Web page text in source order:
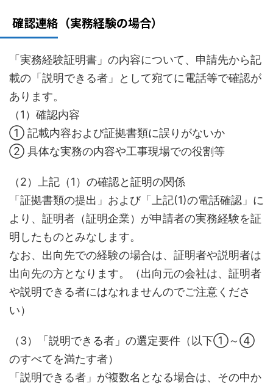
確認連絡（実務経験の場合）
「実務経験証明書」の内容について、申請先から記
載の「説明できる者」として宛てに電話等で確認が
あります。
（1）確認内容
① 記載内容および証拠書類に誤りがないか
② 具体な実務の内容や工事現場での役割等
（2）上記（1）の確認と証明の関係
「証拠書類の提出」および「上記(1)の電話確認」に
より、証明者（証明企業）が申請者の実務経験を証
明したものとみなします。
なお、出向先での経験の場合は、証明者や説明者は
出向先の方となります。（出向元の会社は、証明者
や説明できる者にはなれませんのでご注意くださ
い）
（3）「説明できる者」の選定要件（以下①～④
のすべてを満たす者）
「説明できる者」が複数名となる場合は、その中か